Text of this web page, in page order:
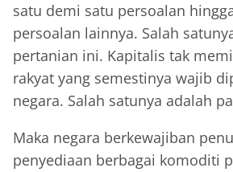
satu demi satu persoalan
persoalan lainnya. Salah
pertanian ini. Kapitalis tak
rakyat yang semestinya wajib
negara. Salah satunya adalah
Maka negara berkewajiban
penyediaan berbagai komoditi